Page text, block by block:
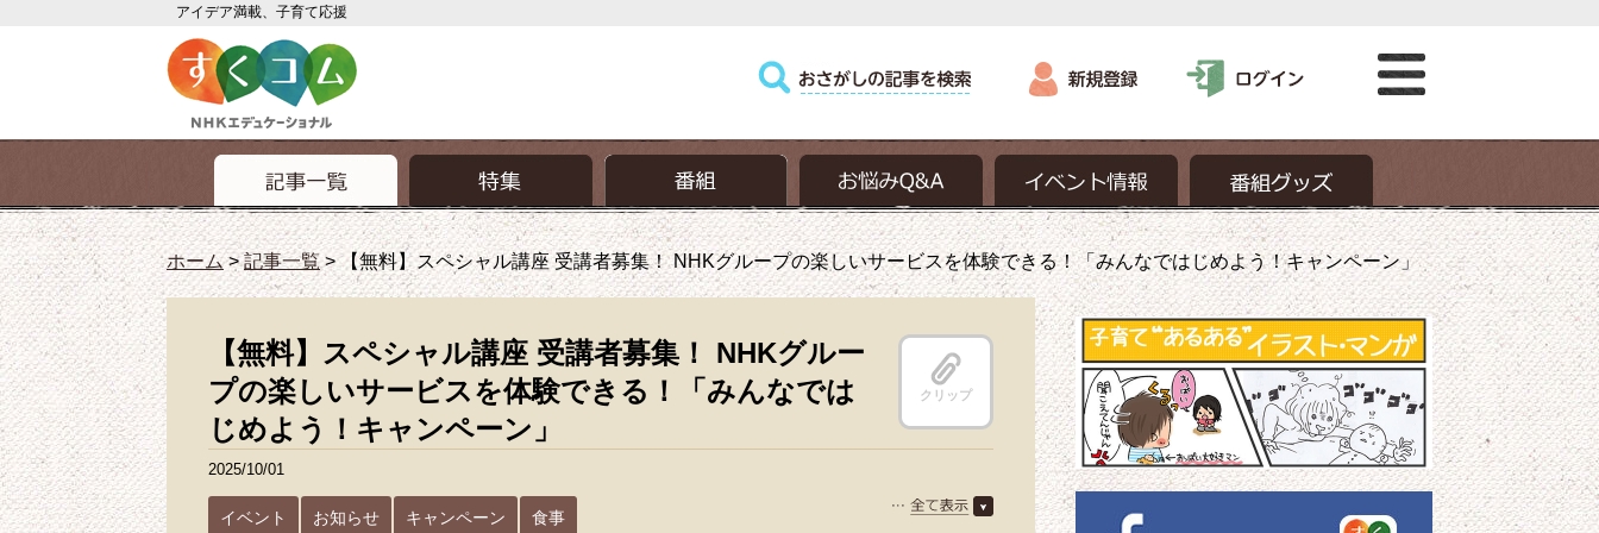
アイデア満載、子育て応援
ホーム>記事一覧>【無料】スペシャル講座 受講者募集！ NHKグループの楽しいサービスを体験できる！「みんなではじめよう！キャンペーン」
【無料】スペシャル講座 受講者募集！ NHKグルー
プの楽しいサービスを体験できる！「みんなでは
じめよう！キャンペーン」
クリップ
2025/10/01
イベント お知らせ キャンペーン 食事